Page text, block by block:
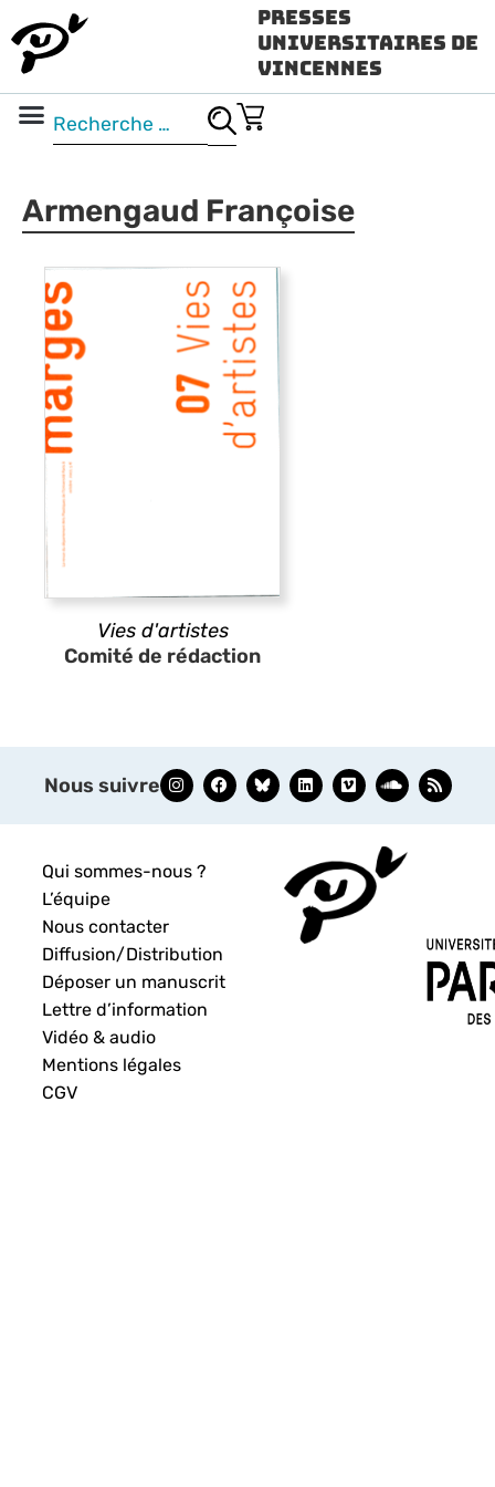
Presses
Universitaires de
Vincennes
Armengaud Françoise
Vies d'artistes
Comité de rédaction
Nous suivre
Qui sommes-nous ?
L’équipe
Nous contacter
Diffusion/Distribution
Déposer un manuscrit
Lettre d’information
Vidéo & audio
Mentions légales
CGV